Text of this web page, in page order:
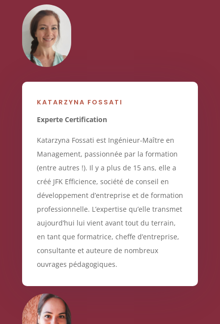
KATARZYNA FOSSATI
Experte Certification
Katarzyna Fossati est Ingénieur-Maître en
Management, passionnée par la formation
(entre autres !). Il y a plus de 15 ans, elle a
créé JFK Efficience, société de conseil en
développement d’entreprise et de formation
professionnelle. L’expertise qu’elle transmet
aujourd’hui lui vient avant tout du terrain,
en tant que formatrice, cheffe d’entreprise,
consultante et auteure de nombreux
ouvrages pédagogiques.